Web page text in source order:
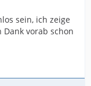
sein, ich zeige
vorab schon